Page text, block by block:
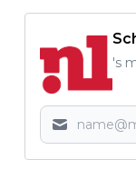
's